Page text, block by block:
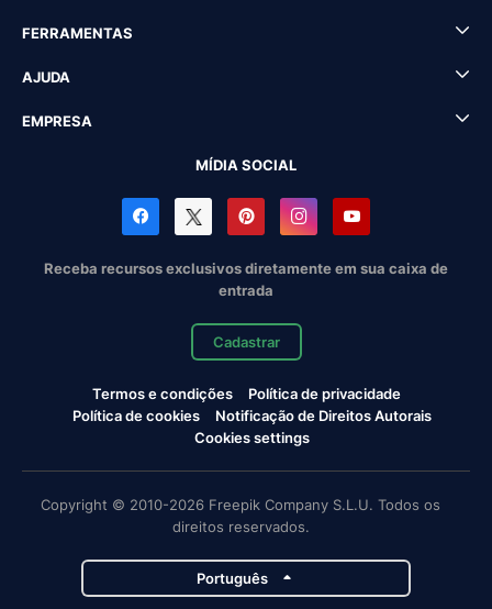
FERRAMENTAS
AJUDA
EMPRESA
MÍDIA SOCIAL
Receba recursos exclusivos diretamente em sua caixa de
entrada
Cadastrar
Termos e condições
Política de privacidade
Política de cookies
Notificação de Direitos Autorais
Cookies settings
Copyright © 2010-2026 Freepik Company S.L.U. Todos os
direitos reservados.
Português